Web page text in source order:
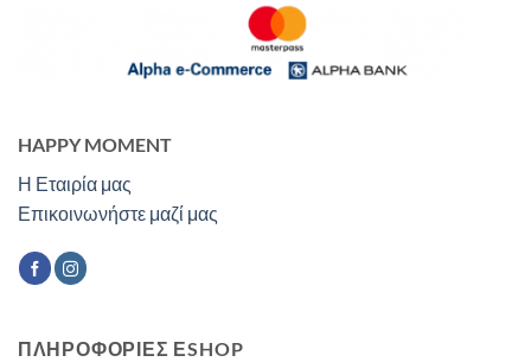
HAPPY MOMENT
Η Εταιρία μας
Επικοινωνήστε μαζί μας
ΠΛΗΡΟΦΟΡΙΕΣ ΕSHOP